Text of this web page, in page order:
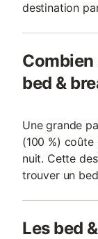
destination
bed &
Une grande
(100 %)
nuit. Cette
trouver un
Les bed